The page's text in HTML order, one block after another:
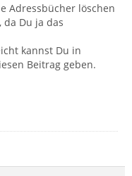
Adressbücher löschen
Du ja das
kannst Du in
Beitrag geben.